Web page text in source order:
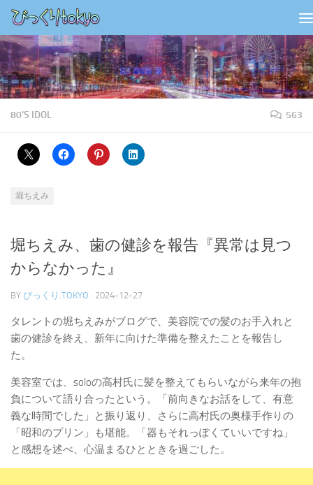
コンテンツの下
80'S IDOL 563
堀ちえみ
堀ちえみ、歯の健診を報告『異常は見つ
からなかった』
BY びっくり.TOKYO · 2024-12-27
タレントの堀ちえみがブログで、美容院での髪のお手入れと
歯の健診を終え、新年に向けた準備を整えたことを報告し
た。
美容室では、soloの高村氏に髪を整えてもらいながら来年の抱
負について語り合ったという。「前向きなお話をして、有意
義な時間でした」と振り返り、さらに高村氏の奥様手作りの
「昭和のプリン」も堪能。「器もそれっぽくていいですね」
と感想を述べ、心温まるひとときを過ごした。